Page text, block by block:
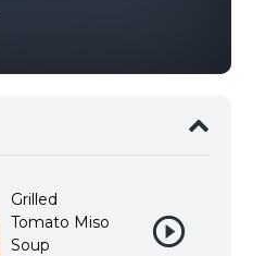
Grilled
Tomato Miso
Soup